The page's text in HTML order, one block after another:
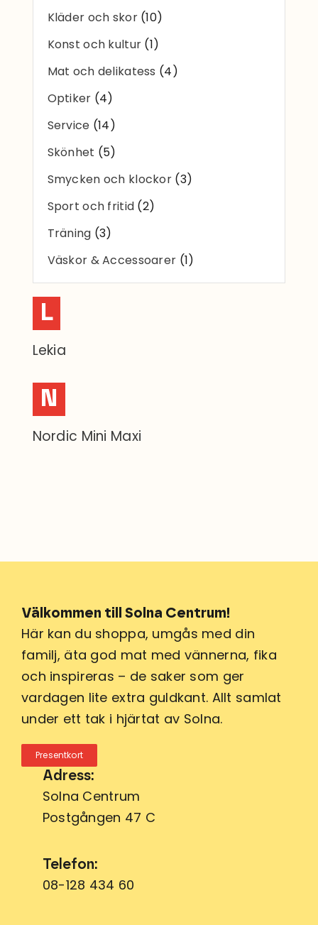
Kläder och skor(10)
Konst och kultur (1)
Mat och delikatess (4)
Optiker (4)
Service (14)
Skönhet (5)
Smycken och klockor(3)
Sport och fritid (2)
Träning (3)
Väskor & Accessoarer (1)
L
Lekia
N
Nordic Mini Maxi
Välkommen till Solna Centrum!
Här kan du shoppa, umgås med din
familj, äta god mat med vännerna, fika
och inspireras – de saker som ger
vardagen lite extra guldkant. Allt samlat
under ett tak i hjärtat av Solna.
Presentkort
Adress:
Solna Centrum
Postgången 47 C
Telefon:
08-128 434 60